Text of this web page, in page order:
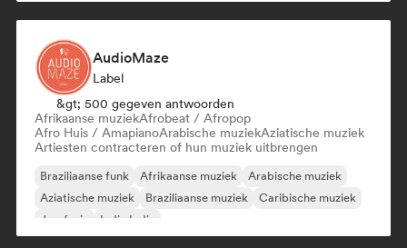
AudioMaze
Label
&gt; 500 gegeven antwoorden
Afrikaanse muziekAfrobeat / Afropop
Afro Huis / AmapianoArabische muziekAziatische muziek
Artiesten contracteren of hun muziek uitbrengen
Braziliaanse funk Afrikaanse muziek
Arabische muziek
Aziatische muziek
Braziliaanse muziek
Caribische muziek
Jazzfusie
Indie India